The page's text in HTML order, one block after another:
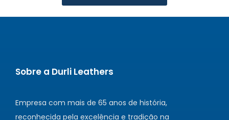
Sobre a Durli Leathers
Empresa com mais de 65 anos de história,
reconhecida pela excelência e tradição na